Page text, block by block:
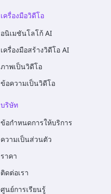
เครื่องมือวิดีโอ
อนิเมชันโลโก้ AI
เครื่องมือสร้างวิดีโอ AI
ภาพเป็นวิดีโอ
ข้อความเป็นวิดีโอ
บริษัท
ข้อกำหนดการให้บริการ
ความเป็นส่วนตัว
ราคา
ติดต่อเรา
ศูนย์การเรียนรู้